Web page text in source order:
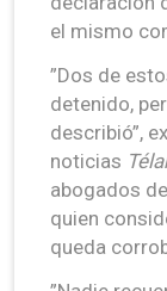
el mismo
”Dos de
detenido,
describió”,
noticias
abogados
quien
queda